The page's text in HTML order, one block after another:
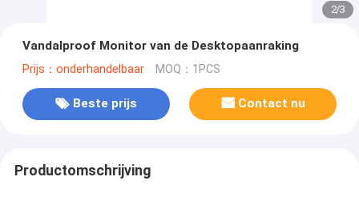
2/3
Vandalproof Monitor van de Desktopaanraking
Prijs：onderhandelbaar MOQ：1PCS
Beste prijs Contact nu
Productomschrijving